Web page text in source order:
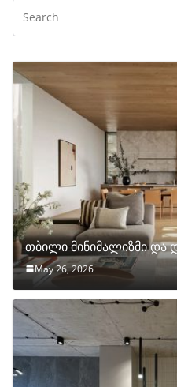
თბილი მინიმალიზმი და
May 26, 2026